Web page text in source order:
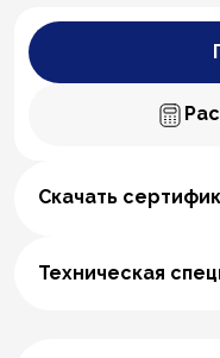
Скачать
Техническая